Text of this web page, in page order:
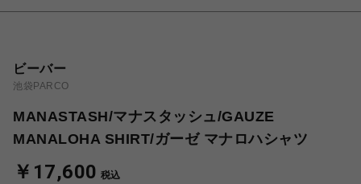
ビーバー
池袋PARCO
MANASTASH/マナスタッシュ/GAUZE
MANALOHA SHIRT/ガーゼ マナロハシャツ
￥17,600 税込